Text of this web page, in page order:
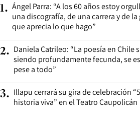
1. Ángel Parra: “A los 60 años estoy
una discografía, de una carrera y de la
que aprecia lo que hago”
2. Daniela Catrileo: “La poesía en Chile
siendo profundamente fecunda, se
pese a todo”
3. Illapu cerrará su gira de celebración
historia viva” en el Teatro Caupolicán